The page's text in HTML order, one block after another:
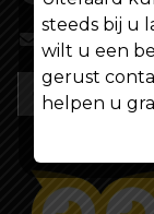
steeds bij u
wilt u een
gerust
helpen u